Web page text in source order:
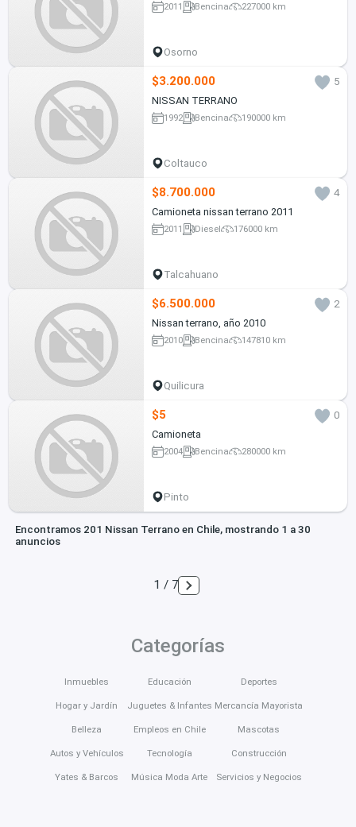
2011 Bencina 227000 km
Osorno
$3.200.000
5
NISSAN TERRANO
1992 Bencina 190000 km
Coltauco
$8.700.000
4
Camioneta nissan terrano 2011
2011 Diesel 176000 km
Talcahuano
$6.500.000
2
Nissan terrano, año 2010
2010 Bencina 147810 km
Quilicura
$5
0
Camioneta
2004 Bencina 280000 km
Pinto
Encontramos 201 Nissan Terrano en Chile, mostrando 1 a 30
anuncios
1 / 7
Categorías
Inmuebles
Hogar y Jardín
Belleza
Autos y Vehículos
Yates & Barcos
Educación
Juguetes & Infantes
Empleos en Chile
Tecnología
Música Moda Arte
Deportes
Mercancía Mayorista
Mascotas
Construcción
Servicios y Negocios